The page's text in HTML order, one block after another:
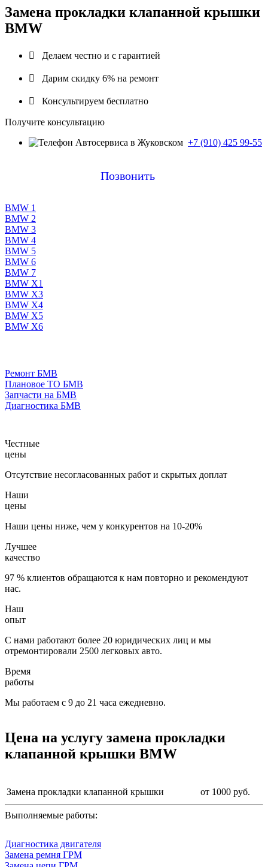
Замена прокладки клапанной крышки
BMW
 Делаем честно и с гарантией
 Дарим скидку 6% на ремонт
 Консультируем бесплатно
Получите консультацию
+7 (910) 425 99-55
Позвонить
BMW 1
BMW 2
BMW 3
BMW 4
BMW 5
BMW 6
BMW 7
BMW X1
BMW X3
BMW X4
BMW X5
BMW X6
Ремонт БМВ
Плановое ТО БМВ
Запчасти на БМВ
Диагностика БМВ
Честные
цены
Отсутствие несогласованных работ и скрытых доплат
Наши
цены
Наши цены ниже, чем у конкурентов на 10-20%
Лучшее
качество
97 % клиентов обращаются к нам повторно и рекомендуют
нас.
Наш
опыт
С нами работают более 20 юридических лиц и мы
отремонтировали 2500 легковых авто.
Время
работы
Мы работаем с 9 до 21 часа ежедневно.
Цена на услугу замена прокладки
клапанной крышки BMW
Замена прокладки клапанной крышки от 1000 руб.
Выполняемые работы:
Диагностика двигателя
Замена ремня ГРМ